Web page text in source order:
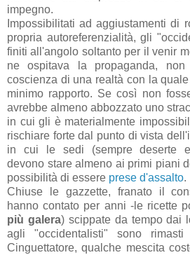
impegno.
Impossibilitati ad aggiustamenti di
propria autoreferenzialità, gli
finiti all'angolo soltanto per il venir
ne ospitava la propaganda,
coscienza di una realtà con la
minimo rapporto. Se così non
avrebbe almeno abbozzato uno
in cui gli è materialmente
rischiare forte dal punto di vista
in cui le sedi (sempre deserte
devono stare almeno ai primi piani
possibilità di essere prese d'assalto.
Chiuse le gazzette, franato il
hanno contato per anni -le ricette
più galera) scippate da tempo dai
agli "occidentalisti" sono
Cinguettatore, qualche mescita